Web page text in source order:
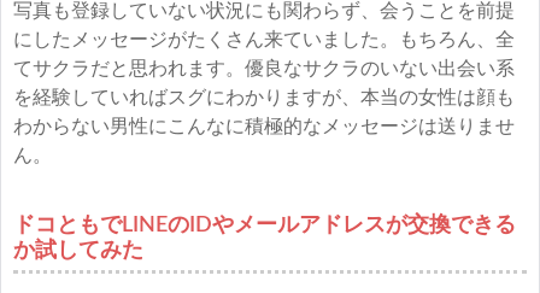
写真も登録していない状況にも関わらず、会うことを前提
にしたメッセージがたくさん来ていました。もちろん、全
てサクラだと思われます。優良なサクラのいない出会い系
を経験していればスグにわかりますが、本当の女性は顔も
わからない男性にこんなに積極的なメッセージは送りませ
ん。
ドコともでLINEのIDやメールアドレスが交換できる
か試してみた